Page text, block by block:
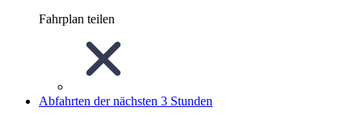
Fahrplan teilen
Abfahrten der nächsten 3 Stunden